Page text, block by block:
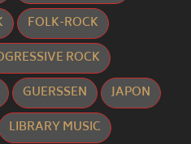
FOLK-ROCK
ROCK
GUERSSEN
JAPON
LIBRARY MUSIC